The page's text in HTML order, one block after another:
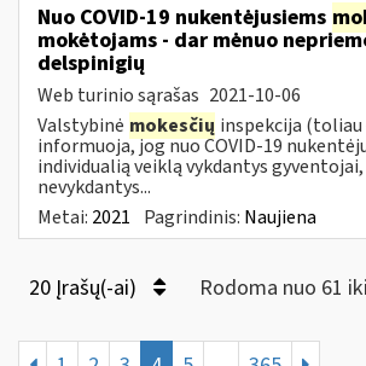
Nuo COVID-19 nukentėjusiems
mokėtojams - dar mėnuo
delspinigių
Web turinio sąrašas 2021-10-06
Valstybinė mokesčių inspekcija (toliau
informuoja, jog nuo COVID-19
individualią veiklą vykdantys
nevykdantys...
Metai: 2021 Pagrindinis: Naujiena
20 Įrašų(-ai) Rodoma nuo 61